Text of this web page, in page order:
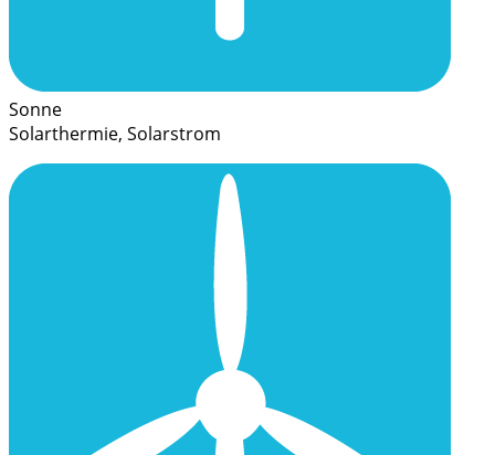
Sonne
Solarthermie, Solarstrom